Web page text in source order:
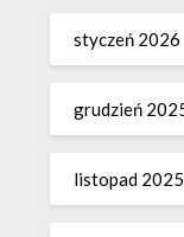
styczeń 2026
grudzień
listopad 2025